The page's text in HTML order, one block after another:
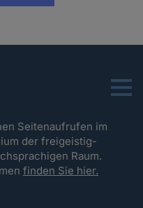
Menu
Seitenaufrufen im
der freigeistig-
Raum.
finden Sie hier.